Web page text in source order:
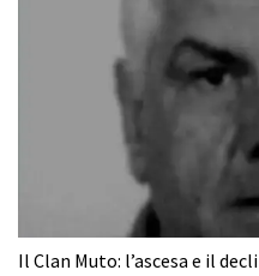
Il Clan Muto: l’ascesa e il